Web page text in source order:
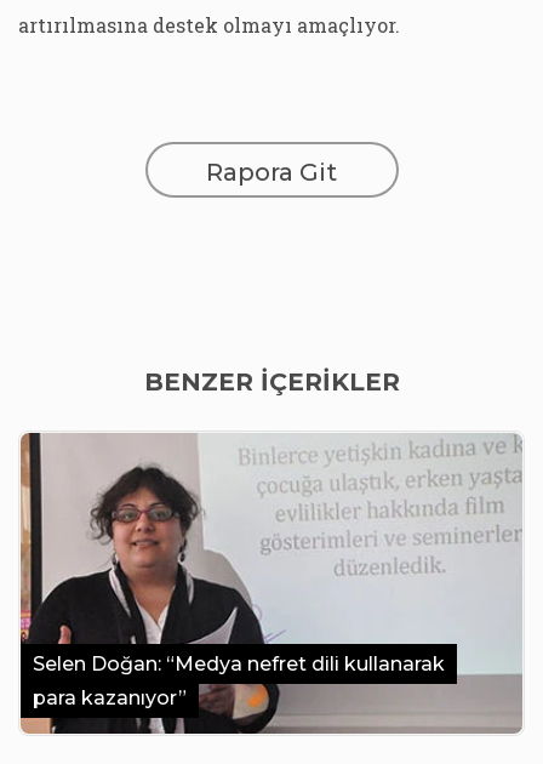
artırılmasına destek olmayı amaçlıyor.
Rapora Git
BENZER İÇERİKLER
Selen Doğan: “Medya nefret dili kullanarak
para kazanıyor”